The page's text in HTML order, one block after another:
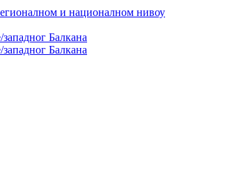
и националном нивоу
Балкана
Балкана